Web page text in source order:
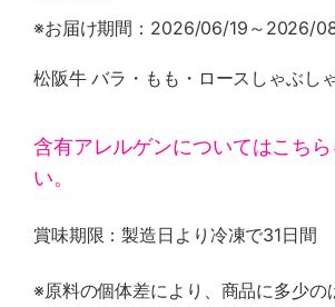
※お届け期間：2026/06/19～2026/
松阪牛 バラ・もも・ロースしゃぶし
含有アレルゲンについてはこち
い。
賞味期限：製造日より冷凍で31日間
※原料の個体差により、商品に多少の